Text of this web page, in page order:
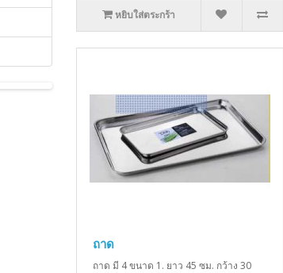
หยิบใส่ตระกร้า
ถาด
ถาด มี 4 ขนาด 1. ยาว 45 ซม. กว้าง 30